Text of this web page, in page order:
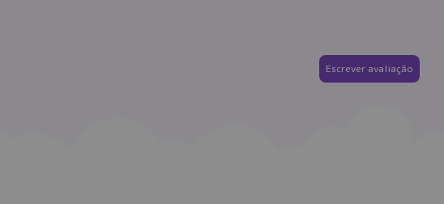
Escrever avaliação